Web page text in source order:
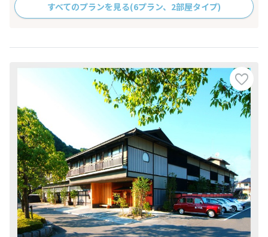
すべてのプランを見る(6プラン、2部屋タイプ)